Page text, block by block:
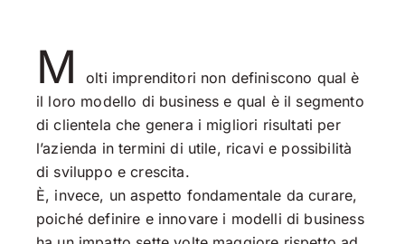
M
olti imprenditori non definiscono qual è
il loro modello di business e qual è il segmento
di clientela che genera i migliori risultati per
l’azienda in termini di utile, ricavi e possibilità
di sviluppo e crescita.
È, invece, un aspetto fondamentale da curare,
poiché definire e innovare i modelli di business